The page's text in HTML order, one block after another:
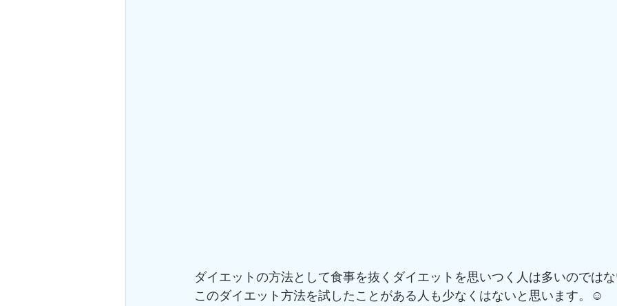
ダイエットの方法として食事を抜くダイエットを思いつく人は多いのでは
このダイエット方法を試したことがある人も少なくはないと思います。☺️